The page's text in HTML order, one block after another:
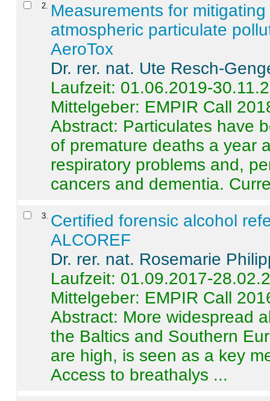
2
Measurements for
atmospheric particulate
AeroTox
Dr. rer. nat. Ute Resch-
Laufzeit: 01.06.2019-
Mittelgeber: EMPIR Call
Abstract: Particulates have
of premature deaths a year
respiratory problems and,
cancers and dementia.
3 Certified forensic alcohol
ALCOREF
Dr. rer. nat. Rosemarie
Laufzeit: 01.09.2017-
Mittelgeber: EMPIR Call
Abstract: More widespread
the Baltics and Southern
are high, is seen as a key
Access to breathalys ...